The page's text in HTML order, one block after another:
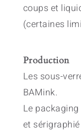
coups et
(certaines
Production
Les sous-
BAMink.
Le
et